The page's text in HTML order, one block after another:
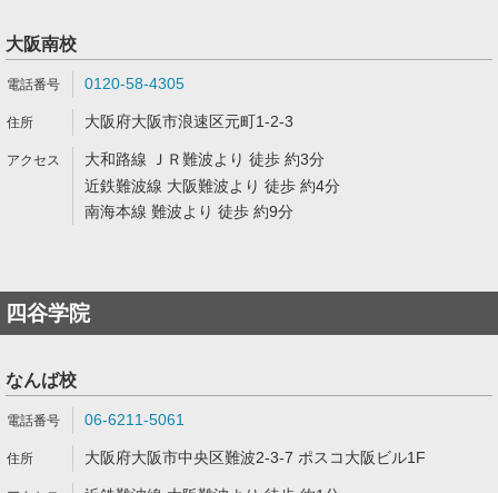
大阪南校
0120-58-4305
大阪府大阪市浪速区元町1-2-3
大和路線 ＪＲ難波より 徒歩 約3分
近鉄難波線 大阪難波より 徒歩 約4分
南海本線 難波より 徒歩 約9分
四谷学院
なんば校
06-6211-5061
大阪府大阪市中央区難波2-3-7 ポスコ大阪ビル1F